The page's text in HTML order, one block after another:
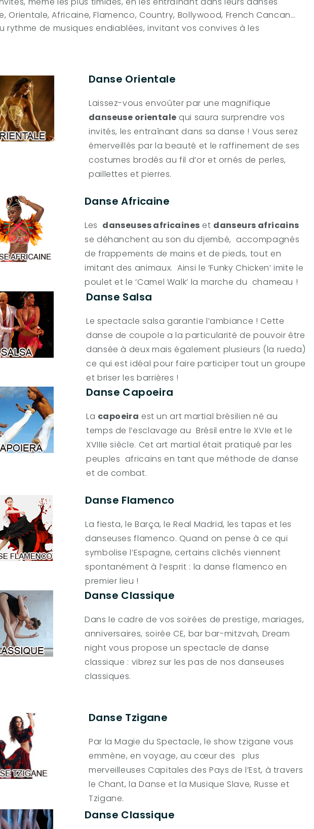
Africaine, Flamenco, Country, Bollywood, French Cancan…
de musiques endiablées, invitant vos convives à les
Danse Orientale
Laissez-vous envoûter par une magnifique
danseuse orientale qui saura surprendre vos
invités, les entraînant dans sa danse ! Vous serez
émerveillés par la beauté et le raffinement de ses
costumes brodés au fil d’or et ornés de perles,
paillettes et pierres.
Danse Africaine
Les danseuses africaines et danseurs africains
se déhanchent au son du djembé, accompagnés
de frappements de mains et de pieds, tout en
imitant des animaux. Ainsi le ‘Funky Chicken’ imite le
poulet et le ‘Camel Walk’ la marche du chameau !
Danse Salsa
Le spectacle salsa garantie l’ambiance ! Cette
danse de coupole a la particularité de pouvoir être
dansée à deux mais également plusieurs (la rueda)
ce qui est idéal pour faire participer tout un groupe
et briser les barrières !
Danse Capoeira
La capoeira est un art martial brésilien né au
temps de l’esclavage au Brésil entre le XVIe et le
XVIIIe siècle. Cet art martial était pratiqué par les
peuples africains en tant que méthode de danse
et de combat.
Danse Flamenco
La fiesta, le Barça, le Real Madrid, les tapas et les
danseuses flamenco. Quand on pense à ce qui
symbolise l’Espagne, certains clichés viennent
spontanément à l’esprit : la danse flamenco en
premier lieu !
Danse Classique
Dans le cadre de vos soirées de prestige, mariages,
anniversaires, soirée CE, bar bar-mitzvah, Dream
night vous propose un spectacle de danse
classique : vibrez sur les pas de nos danseuses
classiques.
Danse Tzigane
Par la Magie du Spectacle, le show tzigane vous
emmène, en voyage, au cœur des plus
merveilleuses Capitales des Pays de l’Est, à travers
le Chant, la Danse et la Musique Slave, Russe et
Tzigane.
Danse Classique